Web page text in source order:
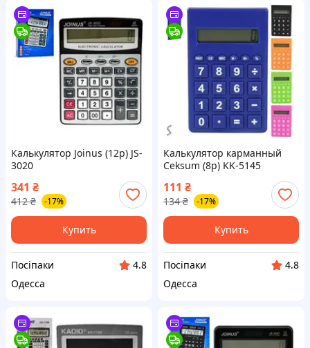
Калькулятор Joinus (12р) JS-
3020
341 ₴
412 ₴ -17%
Купить
Посіпаки
4.8
Одесса
Калькулятор карманный
Ceksum (8р) KK-5145
111 ₴
134 ₴ -17%
Купить
Посіпаки
4.8
Одесса